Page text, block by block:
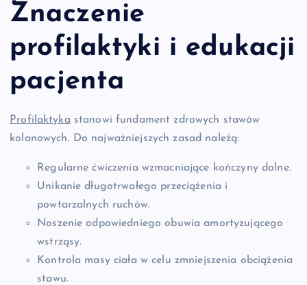
Znaczenie
profilaktyki i edukacji
pacjenta
Profilaktyka stanowi fundament zdrowych stawów
kolanowych. Do najważniejszych zasad należą:
Regularne ćwiczenia wzmacniające kończyny dolne.
Unikanie długotrwałego przeciążenia i
powtarzalnych ruchów.
Noszenie odpowiedniego obuwia amortyzującego
wstrząsy.
Kontrola masy ciała w celu zmniejszenia obciążenia
stawu.